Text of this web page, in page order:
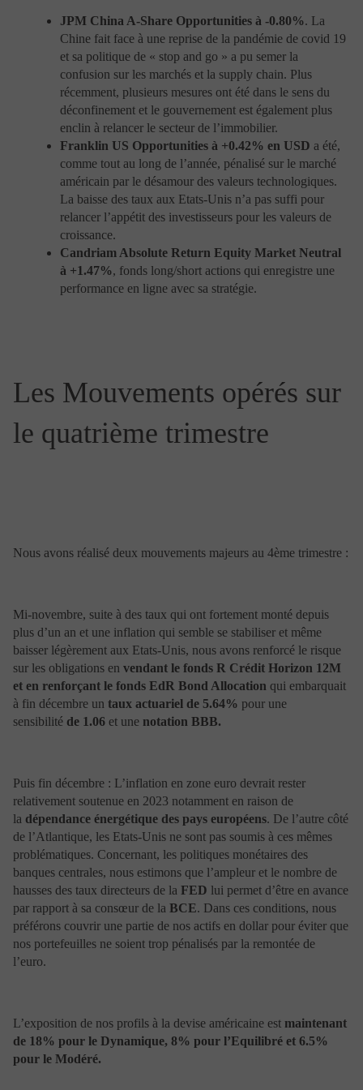
plupart des navigateurs vous permettent d’accepter ou
de rejeter tous les Cookies, de n’accepter que certains
types de Cookies ou vous posent la question chaque fois
qu’un site souhaite enregistrer un Cookie. Ils vous
permettent également de supprimer les Cookies
enregistrés sur votre ordinateur. Plus d’informations sur
les Cookies : http://www.cnil.fr/vos-droits/vos-
traces/les-cookies/
Liens hypertextes et virus
Il est expressément rappelé que Portzamparc Gestion
n’a aucun contrôle ni aucune responsabilité quant à la
création de liens vers des sites extérieurs. De façon
précautions nécessaires pour s’assurer que le site
sélectionné n’est pas infesté de virus ou de tout autre
parasite de nature destructive. En aucun cas,
www.portzamparcgestion.fr, à l’insu de Portzamparc
Gestion, n’est pas autorisé. Avant toute mise en place
demande auprès de Portzamparc Gestion.
En outre, les utilisateurs et visiteurs du site de
Réserves de fonctionnement et limitation
de notre vigilance, avoir été altérées pour des raisons
indépendantes de notre volonté. Portzamparc Gestion
décline toute responsabilité pour toutes pertes ou
dommages sous quelque forme que ce soit, qui
pourraient se produire suite à l’accès ou à la
consultation du site (notamment de l’impossibilité d’y
accéder).
Portzamparc Gestion, ses fournisseurs d’informations et
site Internet de Portzamparc Gestion ou diffusées par
son intermédiaire.
Portzamparc Gestion, ses fournisseurs d’informations et
prestataires déclinent toute responsabilité en cas de
pertes ou de dommages directs ou indirects, par
exemple pertes financières, virus, suppression de
fichier, causés par la connexion ou par l’utilisation de
son site Internet ou des informations et données y
figurant ou figurant sur les sites qui y sont liés ou des
services fournis.
Par ailleurs, Portzamparc Gestion, ses fournisseurs
d’informations et prestataires ne peuvent être tenus pour
totalement à tout moment, sans préavis tant en termes
de contenus, de fonctionnalités qu’en fonction de
l’évolution de la technologie. A ce titre, certains
services, notamment d’informations, pourront être
JPM China A-Share Opportunities à -0.80%. La
Chine fait face à une reprise de la pandémie de covid 19
et sa politique de « stop and go » a pu semer la
confusion sur les marchés et la supply chain. Plus
récemment, plusieurs mesures ont été dans le sens du
déconfinement et le gouvernement est également plus
enclin à relancer le secteur de l’immobilier.
Franklin US Opportunities à +0.42% en USD a été,
comme tout au long de l’année, pénalisé sur le marché
américain par le désamour des valeurs technologiques.
La baisse des taux aux Etats-Unis n’a pas suffi pour
relancer l’appétit des investisseurs pour les valeurs de
croissance.
Candriam Absolute Return Equity Market Neutral
à +1.47%, fonds long/short actions qui enregistre une
performance en ligne avec sa stratégie.
Les Mouvements opérés sur
le quatrième trimestre
Nous avons réalisé deux mouvements majeurs au 4ème trimestre :
Mi-novembre, suite à des taux qui ont fortement monté depuis
plus d’un an et une inflation qui semble se stabiliser et même
baisser légèrement aux Etats-Unis, nous avons renforcé le risque
sur les obligations en vendant le fonds R Crédit Horizon 12M
et en renforçant le fonds EdR Bond Allocation qui embarquait
à fin décembre un taux actuariel de 5.64% pour une
sensibilité de 1.06 et une notation BBB.
Puis fin décembre : L’inflation en zone euro devrait rester
relativement soutenue en 2023 notamment en raison de
la dépendance énergétique des pays européens. De l’autre côté
de l’Atlantique, les Etats-Unis ne sont pas soumis à ces mêmes
problématiques. Concernant, les politiques monétaires des
banques centrales, nous estimons que l’ampleur et le nombre de
hausses des taux directeurs de la FED lui permet d’être en avance
par rapport à sa consœur de la BCE. Dans ces conditions, nous
préférons couvrir une partie de nos actifs en dollar pour éviter que
nos portefeuilles ne soient trop pénalisés par la remontée de
l’euro.
L’exposition de nos profils à la devise américaine est maintenant
de 18% pour le Dynamique, 8% pour l’Equilibré et 6.5%
pour le Modéré.